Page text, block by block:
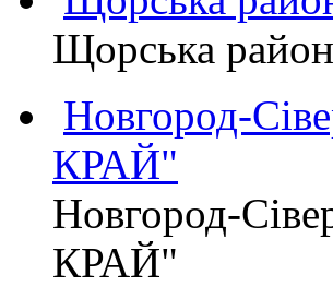
Щорська
Новгород-
КРАЙ"
Новгород-
КРАЙ"